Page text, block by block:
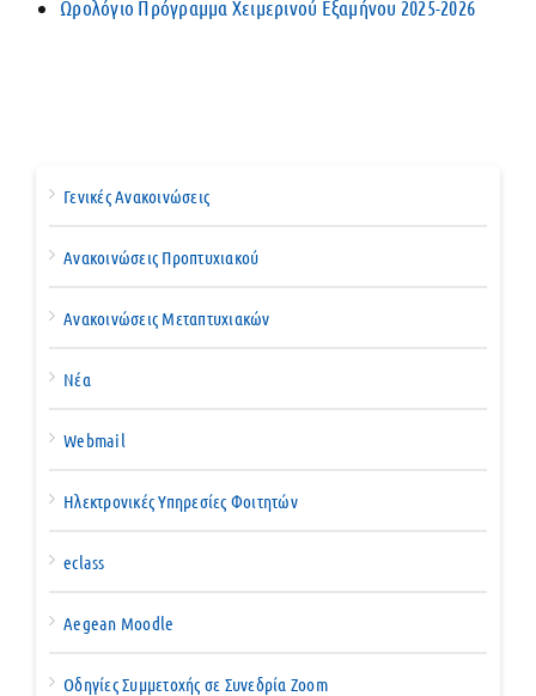
Ωρολόγιο Πρόγραμμα Χειμερινού Εξαμήνου 2025-2026
Γενικές Ανακοινώσεις
Ανακοινώσεις Προπτυχιακού
Ανακοινώσεις Μεταπτυχιακών
Νέα
Webmail
Ηλεκτρονικές Υπηρεσίες Φοιτητών
eclass
Aegean Moodle
Οδηγίες Συμμετοχής σε Συνεδρία Zoom